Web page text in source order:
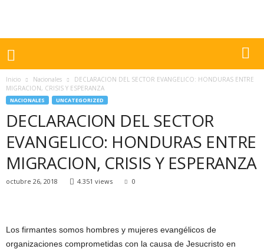
Inicio Nacionales
DECLARACION DEL SECTOR EVANGELICO: HONDURAS ENTRE
MIGRACION, CRISIS Y ESPERANZA
NACIONALES UNCATEGORIZED
DECLARACION DEL SECTOR
EVANGELICO: HONDURAS ENTRE
MIGRACION, CRISIS Y ESPERANZA
octubre 26, 2018 4.351 views 0
Los firmantes somos hombres y mujeres evangélicos de
organizaciones comprometidas con la causa de Jesucristo en